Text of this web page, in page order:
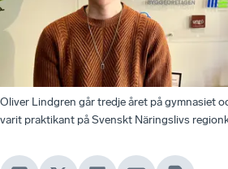
Oliver Lindgren går tredje året på gymnasiet
varit praktikant på Svenskt Näringslivs